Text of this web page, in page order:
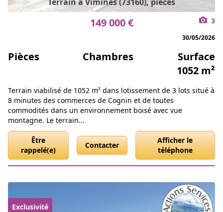
149 000 € 3
30/05/2026
Pièces Chambres
Surface
1052 m²
Terrain viabilisé de 1052 m² dans lotissement de 3 lots situé à
8 minutes des commerces de Cognin et de toutes
commodités dans un environnement boisé avec vue
montagne. Le terrain...
Être
rappelé(e)
Contacter
Afficher le
téléphone
Exclusivité